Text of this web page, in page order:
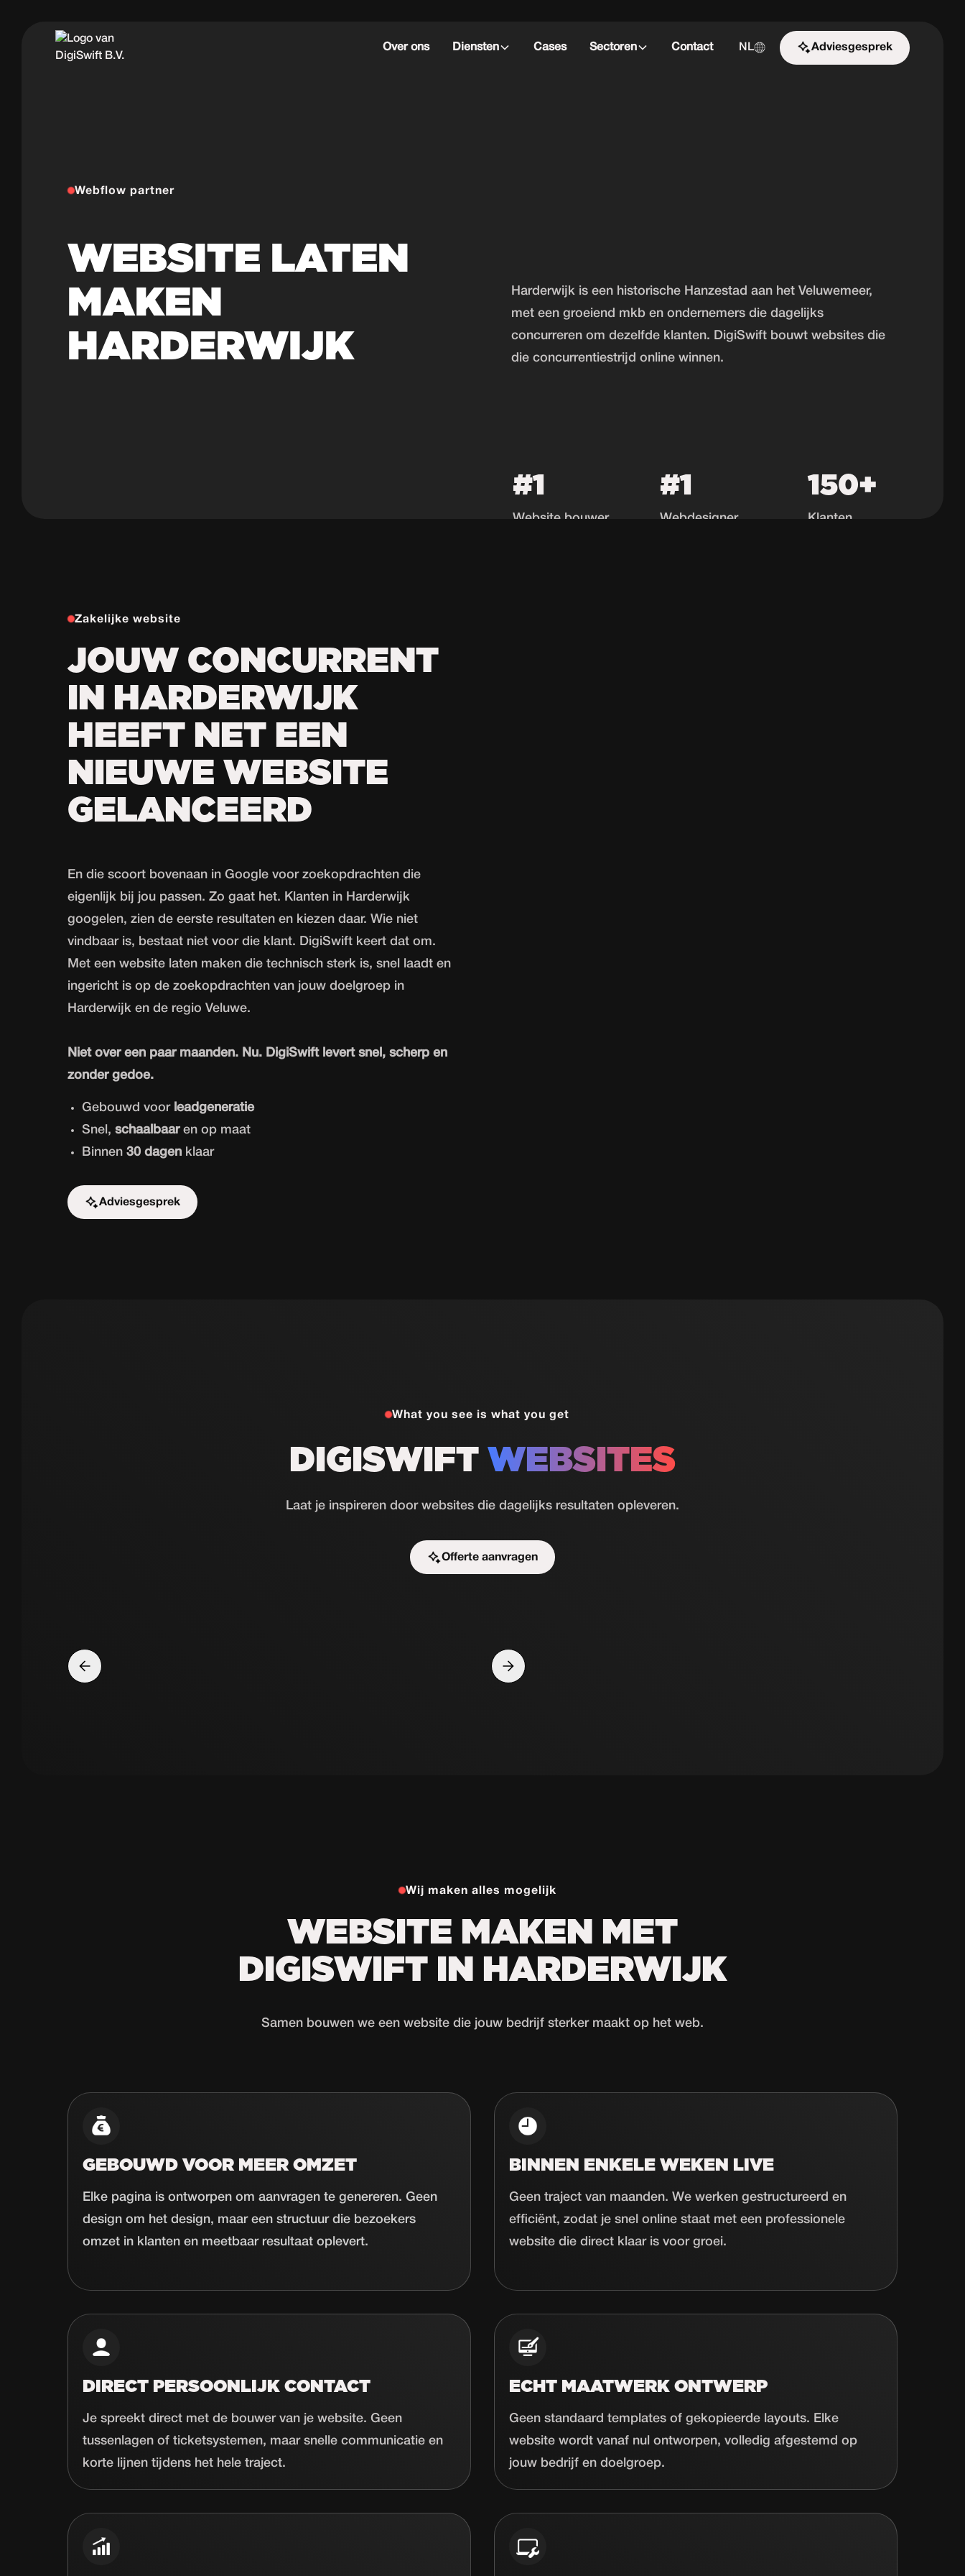
Over ons Diensten Cases Sectoren Contact NL
Adviesgesprek
Start de uitdaging
Webflow partner
WEBSITE LATEN
MAKEN
HARDERWIJK
Harderwijk is een historische Hanzestad aan het Veluwemeer,
met een groeiend mkb en ondernemers die dagelijks
concurreren om dezelfde klanten. DigiSwift bouwt websites die
die concurrentiestrijd online winnen.
#1
Website bouwer
#1
Webdesigner
150+
Klanten
Zakelijke website
JOUW CONCURRENT
IN HARDERWIJK
HEEFT NET EEN
NIEUWE WEBSITE
GELANCEERD
En die scoort bovenaan in Google voor zoekopdrachten die
eigenlijk bij jou passen. Zo gaat het. Klanten in Harderwijk
googelen, zien de eerste resultaten en kiezen daar. Wie niet
vindbaar is, bestaat niet voor die klant. DigiSwift keert dat om.
Met eenwebsite laten maken die technisch sterk is, snel laadt en
ingericht is op de zoekopdrachten van jouw doelgroep in
Harderwijk en de regio Veluwe.
Niet over een paar maanden. Nu. DigiSwift levert snel, scherp en
zonder gedoe.
Gebouwd voor leadgeneratie
Snel,schaalbaaren op maat
Binnen30 dagen klaar
Adviesgesprek
Start de uitdaging
What you see is what you get
DIGISWIFT WEBSITES
Laat je inspireren door websites die dagelijks resultaten opleveren.
Offerte aanvragen
Start de uitdaging
Wij maken alles mogelijk
WEBSITE MAKEN MET
DIGISWIFT IN HARDERWIJK
Samen bouwen we een website die jouw bedrijf sterker maakt op het web.
GEBOUWD VOOR MEER OMZET
Elke pagina is ontworpen om aanvragen te genereren. Geen
design om het design, maar een structuur die bezoekers
omzet in klanten en meetbaar resultaat oplevert.
BINNEN ENKELE WEKEN LIVE
Geen traject van maanden. We werken gestructureerd en
efficiënt, zodat je snel online staat met een professionele
website die direct klaar is voor groei.
DIRECT PERSOONLIJK CONTACT
Je spreekt direct met de bouwer van je website. Geen
tussenlagen of ticketsystemen, maar snelle communicatie en
korte lijnen tijdens het hele traject.
ECHT MAATWERK ONTWERP
Geen standaard templates of gekopieerde layouts. Elke
website wordt vanaf nul ontworpen, volledig afgestemd op
jouw bedrijf en doelgroep.